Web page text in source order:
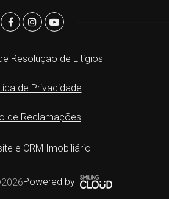
Resolução de Litígios
de Privacidade
de Reclamações
e CRM Imobiliário
Powered by